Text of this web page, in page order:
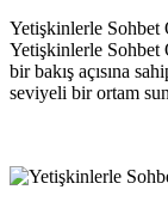
Yetişkinlerle Sohbet
Yetişkinlerle Sohbet
bir bakış açısına
seviyeli bir ortam